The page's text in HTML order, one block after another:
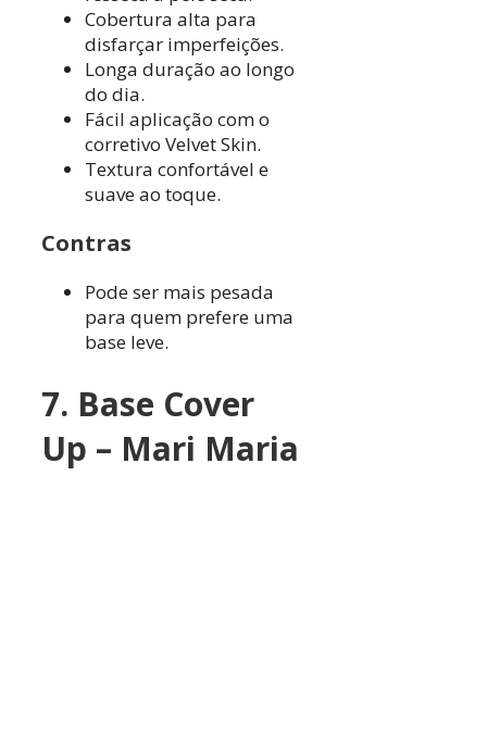
Cobertura alta para
disfarçar imperfeições.
Longa duração ao longo
do dia.
Fácil aplicação com o
corretivo Velvet Skin.
Textura confortável e
suave ao toque.
Contras
Pode ser mais pesada
para quem prefere uma
base leve.
7. Base Cover
Up – Mari Maria